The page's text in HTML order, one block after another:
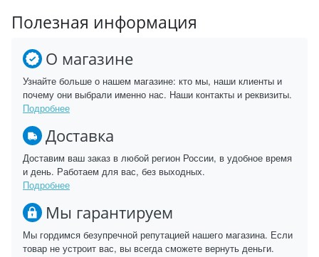
Полезная информация
О магазине
Узнайте больше о нашем магазине: кто мы, наши клиенты и
почему они выбрали именно нас. Наши контакты и реквизиты.
Подробнее
Доставка
Доставим ваш заказ в любой регион России, в удобное время
и день. Работаем для вас, без выходных.
Подробнее
Мы гарантируем
Мы гордимся безупречной репутацией нашего магазина. Если
товар не устроит вас, вы всегда сможете вернуть деньги.